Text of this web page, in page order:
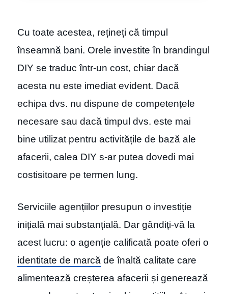
Cu toate acestea, rețineți că timpul
înseamnă bani. Orele investite în brandingul
DIY se traduc într-un cost, chiar dacă
acesta nu este imediat evident. Dacă
echipa dvs. nu dispune de competențele
necesare sau dacă timpul dvs. este mai
bine utilizat pentru activitățile de bază ale
afacerii, calea DIY s-ar putea dovedi mai
costisitoare pe termen lung.
Serviciile agențiilor presupun o investiție
inițială mai substanțială. Dar gândiți-vă la
acest lucru: o agenție calificată poate oferi o
identitate de marcă de înaltă calitate care
alimentează creșterea afacerii și generează